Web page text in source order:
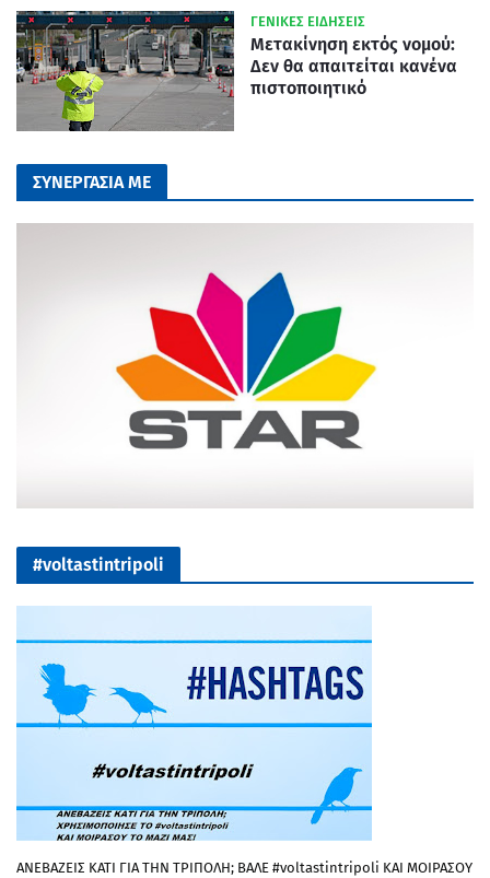
ΓΕΝΙΚΕΣ ΕΙΔΗΣΕΙΣ
Μετακίνηση εκτός νομού:
Δεν θα απαιτείται κανένα
πιστοποιητικό
ΣΥΝΕΡΓΑΣΙΑ ΜΕ
#voltastintripoli
ΑΝΕΒΑΖΕΙΣ ΚΑΤΙ ΓΙΑ ΤΗΝ ΤΡΙΠΟΛΗ; ΒΑΛΕ #voltastintripoli ΚΑΙ ΜΟΙΡΑΣΟΥ